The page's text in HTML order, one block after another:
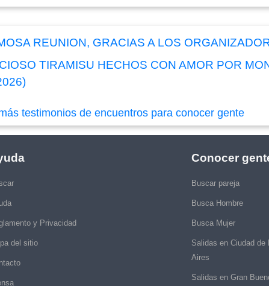
REUNION, GRACIAS A LOS
TIRAMISU HECHOS CON AMOR POR
testimonios de encuentros para conocer gente
y Privacidad
del sitio
Conocer
Buscar pareja
Busca Hombre
Busca Mujer
Salidas en Ciudad de
Aires
Salidas en Gran